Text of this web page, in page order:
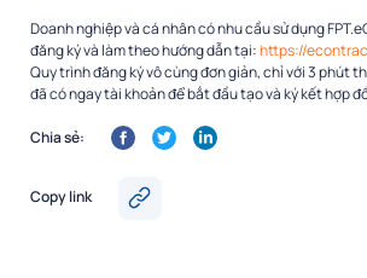
Doanh nghiệp và cá nhân có nhu cầu sử dụng
đăng ký và làm theo hướng dẫn tại:https://
Quy trình đăng ký vô cùng đơn giản, chỉ với 3 phút
đã có ngay tài khoản để bắt đầu tạo và ký kết hợp
Chia sẻ:
Copy link